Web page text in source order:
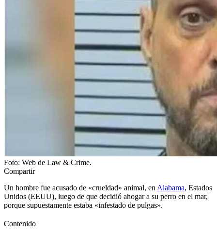
Foto: Web de Law & Crime.
Compartir
Un hombre fue acusado de «crueldad» animal, en Alabama, Estados
Unidos (EEUU), luego de que decidió ahogar a su perro en el mar,
porque supuestamente estaba «infestado de pulgas».
Contenido